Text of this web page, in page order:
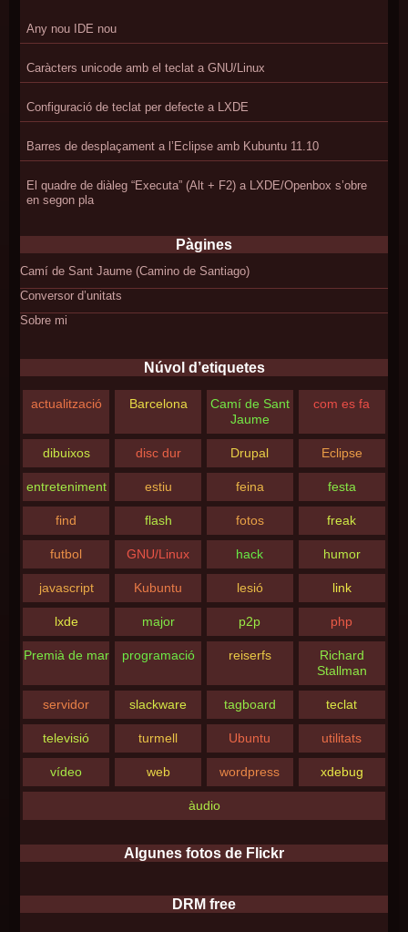
Any nou IDE nou
Caràcters unicode amb el teclat a GNU/Linux
Configuració de teclat per defecte a LXDE
Barres de desplaçament a l’Eclipse amb Kubuntu 11.10
El quadre de diàleg “Executa” (Alt + F2) a LXDE/Openbox s’obre
en segon pla
Pàgines
Camí de Sant Jaume (Camino de Santiago)
Conversor d’unitats
Sobre mi
Núvol d’etiquetes
actualització Barcelona
Camí de Sant
Jaume
com es fa
dibuixos disc dur Drupal Eclipse
entreteniment estiu feina festa
find flash fotos freak
futbol GNU/Linux hack humor
javascript Kubuntu lesió link
lxde major p2p php
Premià de mar programació reiserfs
Richard
Stallman
servidor slackware tagboard teclat
televisió turmell Ubuntu utilitats
vídeo web wordpress xdebug
àudio
Algunes fotos de Flickr
DRM free